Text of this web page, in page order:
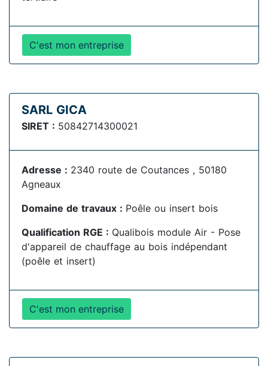
C'est mon entreprise
SARL GICA
SIRET : 50842714300021
Adresse : 2340 route de Coutances , 50180
Agneaux
Domaine de travaux : Poêle ou insert bois
Qualification RGE : Qualibois module Air - Pose
d'appareil de chauffage au bois indépendant
(poêle et insert)
C'est mon entreprise